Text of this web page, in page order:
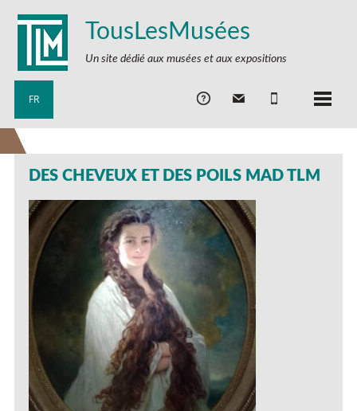
TousLesMusées
Un site dédié aux musées et aux expositions
FR
DES CHEVEUX ET DES POILS MAD TLM